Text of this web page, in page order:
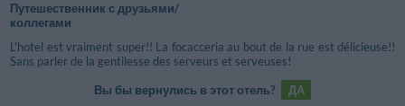
Путешественник с друзьями/
коллегами
L'hotel est vraiment super!! La focacceria au bout de la rue est délicieuse!!
Sans parler de la gentilesse des serveurs et serveuses!
Вы бы вернулись в этот отель?
ДА